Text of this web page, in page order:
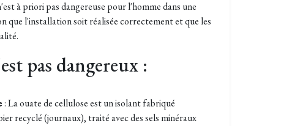
à priori pas dangereuse pour l'homme dans une
que l'installation soit réalisée correctement et que les
pas dangereux :
: La ouate de cellulose est un isolant fabriqué
recyclé (journaux), traité avec des sels minéraux